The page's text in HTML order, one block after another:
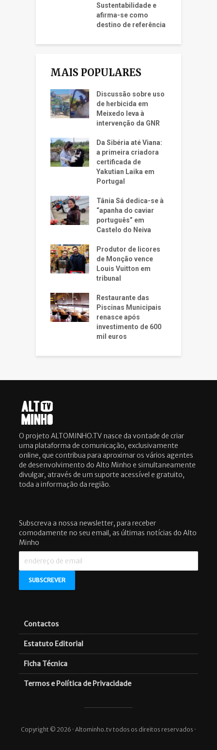
Sustentabilidade e
afirma-se como
destino de referência
MAIS POPULARES
Discussão sobre uso
de herbicida em
Meixedo leva à
intervenção da GNR
Da Sibéria até Viana:
a primeira criadora
certificada de
Yakutian Laika em
Portugal
Tânia Sá dedica-se à
“apanha do caviar
português” em
Castelo do Neiva
Produtor de licores
de Monção vence
Louis Vuitton em
tribunal
Restaurante das
Piscinas Municipais
renasce após
investimento de 600
mil euros
O projeto ALTOMINHO.TV nasce da vontade de criar
uma plataforma de comunicação, exclusivamente
online, que contribua para aproximar os vários agentes
de desenvolvimento do Alto Minho e simultaneamente
divulgar, através de um suporte acessível e gratuito,
toda a informação da região.
Subscreva a nossa newsletter, para receber
comodamente no seu email, as últimas notícias do Alto
Minho
Contactos
Estatuto Editorial
Ficha Técnica
Termos e Política de Privacidade
Copyright © 2026 · Altominho.tv todos os direitos reservados ·